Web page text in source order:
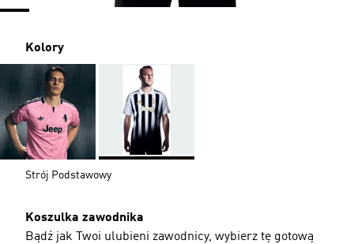
Kolory
Strój Podstawowy
Koszulka zawodnika
Bądź jak Twoi ulubieni zawodnicy, wybierz tę gotową